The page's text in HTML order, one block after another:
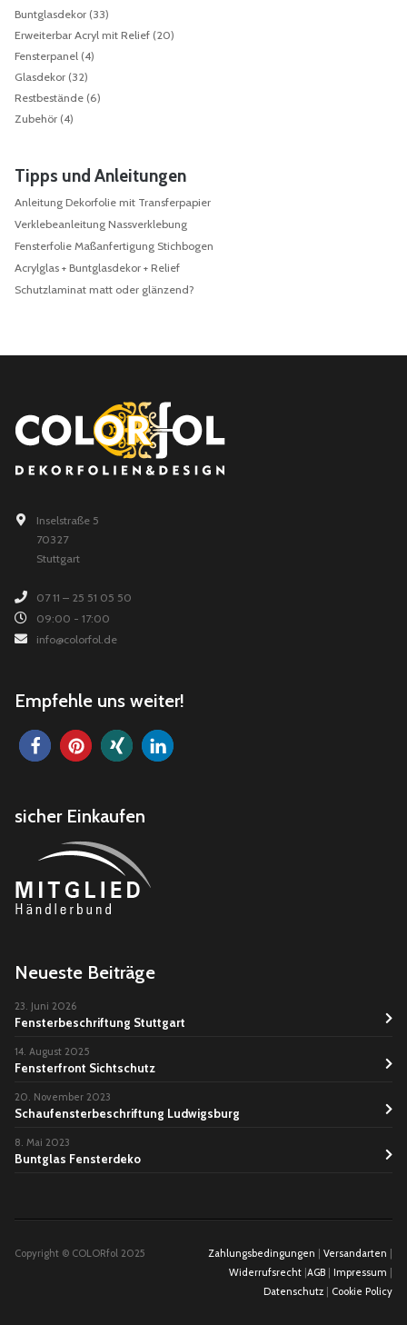
Buntglasdekor (33)
Erweiterbar Acryl mit Relief (20)
Fensterpanel (4)
Glasdekor (32)
Restbestände (6)
Zubehör (4)
Tipps und Anleitungen
Anleitung Dekorfolie mit Transferpapier
Verklebeanleitung Nassverklebung
Fensterfolie Maßanfertigung Stichbogen
Acrylglas + Buntglasdekor + Relief
Schutzlaminat matt oder glänzend?
Inselstraße 5
70327
Stuttgart
07 11 – 25 51 05 50
09:00 - 17:00
info@colorfol.de
Empfehle uns weiter!
sicher Einkaufen
Neueste Beiträge
23. Juni 2026
Fensterbeschriftung Stuttgart
14. August 2025
Fensterfront Sichtschutz
20. November 2023
Schaufensterbeschriftung Ludwigsburg
8. Mai 2023
Buntglas Fensterdeko
Copyright © COLORfol 2025 Zahlungsbedingungen Versandarten
Widerrufsrecht AGB Impressum
Datenschutz
Cookie Policy